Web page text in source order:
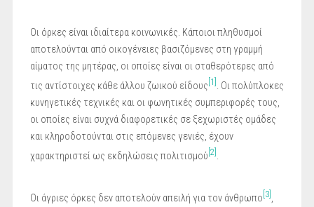
Οι όρκες είναι ιδιαίτερα κοινωνικές. Κάποιοι πληθυσμοί
αποτελούνται από οικογένειες βασιζόμενες στη γραμμή
αίματος της μητέρας, οι οποίες είναι οι σταθερότερες από
τις αντίστοιχες κάθε άλλου ζωικού είδους [1] . Οι πολύπλοκες
κυνηγετικές τεχνικές και οι φωνητικές συμπεριφορές τους,
οι οποίες είναι συχνά διαφορετικές σε ξεχωριστές ομάδες
και κληροδοτούνται στις επόμενες γενιές, έχουν
χαρακτηριστεί ως εκδηλώσεις πολιτισμού [2] .
Οι άγριες όρκες δεν αποτελούν απειλή για τον άνθρωπο [3]